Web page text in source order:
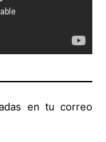
en tu correo